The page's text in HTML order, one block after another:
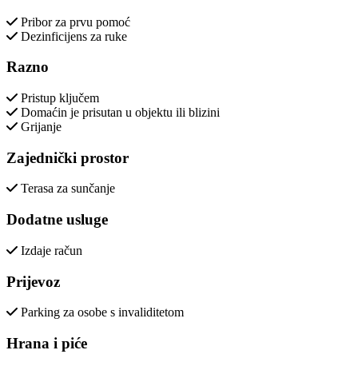
Pribor za prvu pomoć
Dezinficijens za ruke
Razno
Pristup ključem
Domaćin je prisutan u objektu ili blizini
Grijanje
Zajednički prostor
Terasa za sunčanje
Dodatne usluge
Izdaje račun
Prijevoz
Parking za osobe s invaliditetom
Hrana i piće